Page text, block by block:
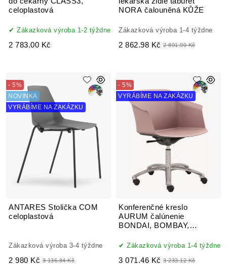
celoplastová
Zákazková výroba 1-2 týždne
2 783.00 Kč
NORA čalouněná KŮŽE
Zákazková výroba 1-4 týždne
2 862.98 Kč 2 891.90 Kč
ANTARES Stolička COM
celoplastová
- 5%
NOVINKA
VYRÁBÍME NA ZAKÁZKU
Zákazková výroba 3-4 týždne
2 980 Kč 3 136.84 Kč
Konferenčné kreslo
AURUM čalúnenie
BONDAI, BOMBAY,
- 5%
VYRÁBÍME NA ZAKÁZKU
Zákazková výroba 1-4 týždne
3 071.46 Kč 3 233.12 Kč